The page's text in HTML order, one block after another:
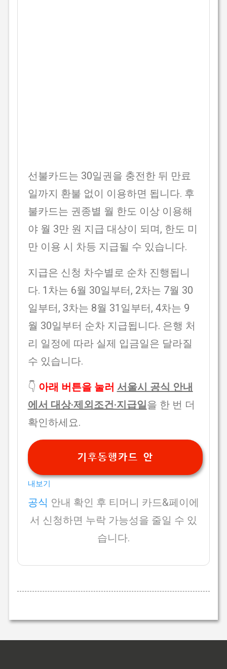
선불카드는 30일권을 충전한 뒤 만료
일까지 환불 없이 이용하면 됩니다. 후
불카드는 권종별 월 한도 이상 이용해
야 월 3만 원 지급 대상이 되며, 한도 미
만 이용 시 차등 지급될 수 있습니다.
지급은 신청 차수별로 순차 진행됩니
다. 1차는 6월 30일부터, 2차는 7월 30
일부터, 3차는 8월 31일부터, 4차는 9
월 30일부터 순차 지급됩니다. 은행 처
리 일정에 따라 실제 입금일은 달라질
수 있습니다.
👇 아래 버튼을 눌러 서울시 공식 안내
에서 대상·제외조건·지급일을 한 번 더
확인하세요.
기후동행카드 안
내보기
공식 안내 확인 후 티머니 카드&페이에
서 신청하면 누락 가능성을 줄일 수 있
습니다.